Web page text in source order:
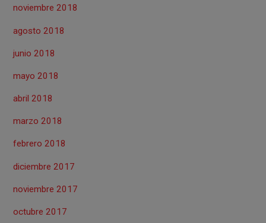
noviembre 2018
agosto 2018
junio 2018
mayo 2018
abril 2018
marzo 2018
febrero 2018
diciembre 2017
noviembre 2017
octubre 2017